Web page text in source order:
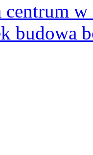
centrum
budowa